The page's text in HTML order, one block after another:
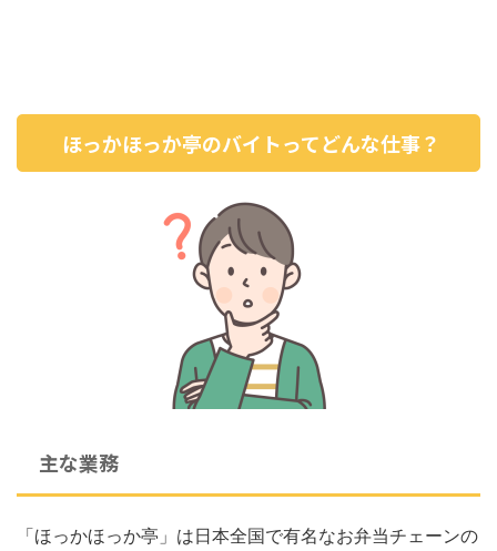
ほっかほっか亭のバイトってどんな仕事？
主な業務
「ほっかほっか亭」は日本全国で有名なお弁当チェーンの